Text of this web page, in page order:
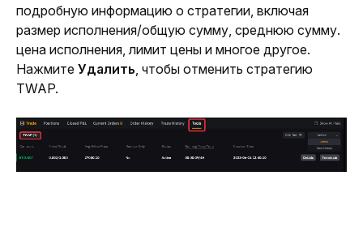
подробную информацию о стратегии, включая
размер исполнения/общую сумму, среднюю сумму.
цена исполнения, лимит цены и многое другое.
Нажмите Удалить чтобы отменить стратегию
TWAP.